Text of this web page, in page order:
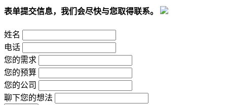
表单提交信息，我们会尽快与您取得联系。
姓名
电话
您的需求
您的预算
您的公司
聊下您的想法